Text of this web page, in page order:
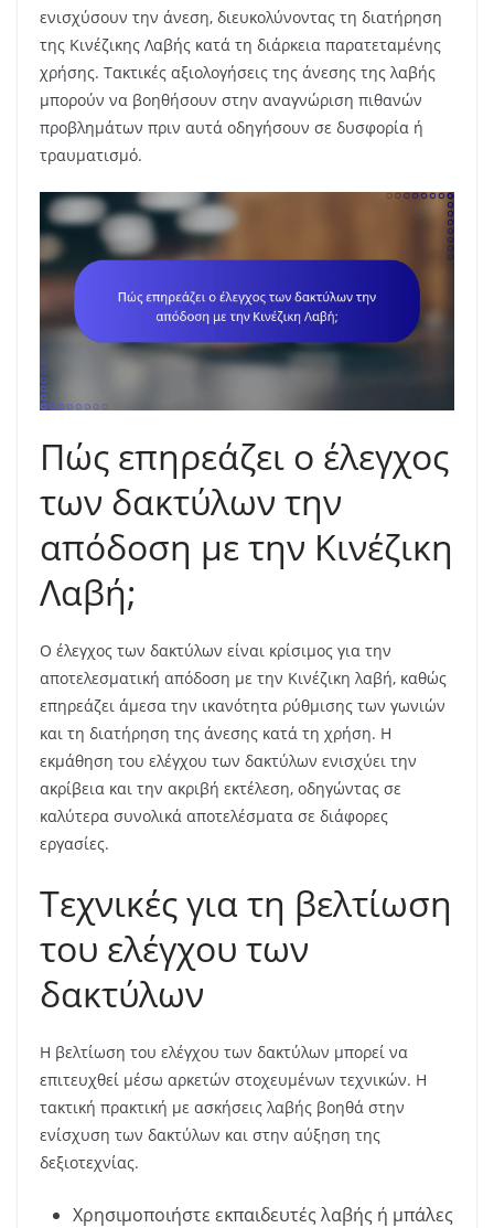
ενισχύσουν την άνεση, διευκολύνοντας τη διατήρηση
της Κινέζικης Λαβής κατά τη διάρκεια παρατεταμένης
χρήσης. Τακτικές αξιολογήσεις της άνεσης της λαβής
μπορούν να βοηθήσουν στην αναγνώριση πιθανών
προβλημάτων πριν αυτά οδηγήσουν σε δυσφορία ή
τραυματισμό.
Πώς επηρεάζει ο έλεγχος
των δακτύλων την
απόδοση με την Κινέζικη
Λαβή;
Ο έλεγχος των δακτύλων είναι κρίσιμος για την
αποτελεσματική απόδοση με την Κινέζικη λαβή, καθώς
επηρεάζει άμεσα την ικανότητα ρύθμισης των γωνιών
και τη διατήρηση της άνεσης κατά τη χρήση. Η
εκμάθηση του ελέγχου των δακτύλων ενισχύει την
ακρίβεια και την ακριβή εκτέλεση, οδηγώντας σε
καλύτερα συνολικά αποτελέσματα σε διάφορες
εργασίες.
Τεχνικές για τη βελτίωση
του ελέγχου των
δακτύλων
Η βελτίωση του ελέγχου των δακτύλων μπορεί να
επιτευχθεί μέσω αρκετών στοχευμένων τεχνικών. Η
τακτική πρακτική με ασκήσεις λαβής βοηθά στην
ενίσχυση των δακτύλων και στην αύξηση της
δεξιοτεχνίας.
Χρησιμοποιήστε εκπαιδευτές λαβής ή μπάλες